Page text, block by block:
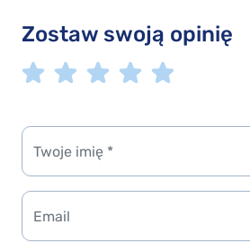
Zostaw swoją opinię